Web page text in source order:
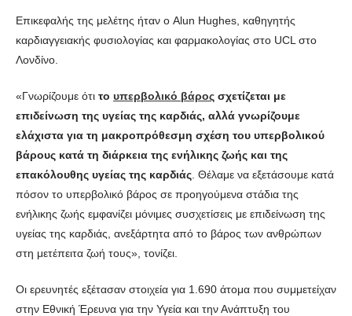
Επικεφαλής της μελέτης ήταν ο Alun Hughes, καθηγητής
καρδιαγγειακής φυσιολογίας και φαρμακολογίας στο UCL στο
Λονδίνο.
«Γνωρίζουμε ότι το υπερβολικό βάρος σχετίζεται με
επιδείνωση της υγείας της καρδιάς, αλλά γνωρίζουμε
ελάχιστα για τη μακροπρόθεσμη σχέση του υπερβολικού
βάρους κατά τη διάρκεια της ενήλικης ζωής και της
επακόλουθης υγείας της καρδιάς . Θέλαμε να εξετάσουμε κατά
πόσον το υπερβολικό βάρος σε προηγούμενα στάδια της
ενήλικης ζωής εμφανίζει μόνιμες συσχετίσεις με επιδείνωση της
υγείας της καρδιάς, ανεξάρτητα από το βάρος των ανθρώπων
στη μετέπειτα ζωή τους», τονίζει.
Οι ερευνητές εξέτασαν στοιχεία για 1.690 άτομα που συμμετείχαν
στην Εθνική Έρευνα για την Υγεία και την Ανάπτυξη του